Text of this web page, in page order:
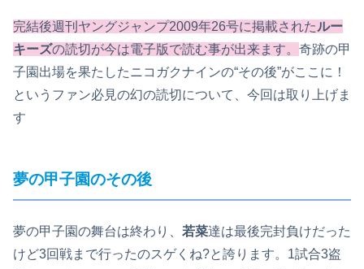
完結後週刊ヤングジャンプ2009年26号に掲載されたルー
キーズの読切が今は電子版で読む事が出来ます。 奇跡の甲
子園出場を果たしたニコガクナインの“その後”がここに！
というファン必見の幻の読切について、今回は取り上げま
す
夢の甲子園のその後
夢の甲子園の舞台は終わり、 若菜達は最後完封負けだった
けど3回戦まで行ったのスゲくね?と誇ります。1試合3盗